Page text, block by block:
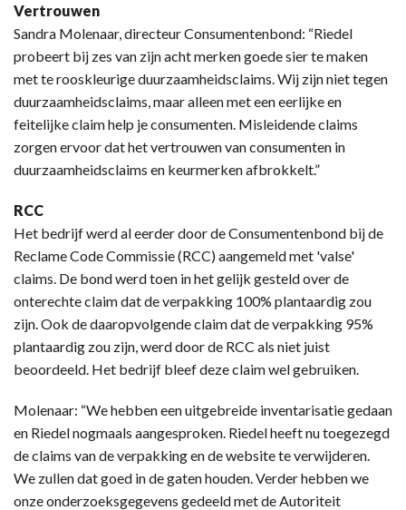
Vertrouwen
Sandra Molenaar, directeur Consumentenbond: “Riedel
probeert bij zes van zijn acht merken goede sier te maken
met te rooskleurige duurzaamheidsclaims. Wij zijn niet tegen
duurzaamheidsclaims, maar alleen met een eerlijke en
feitelijke claim help je consumenten. Misleidende claims
zorgen ervoor dat het vertrouwen van consumenten in
duurzaamheidsclaims en keurmerken afbrokkelt.”
RCC
Het bedrijf werd al eerder door de Consumentenbond bij de
Reclame Code Commissie (RCC) aangemeld met 'valse'
claims. De bond werd toen in het gelijk gesteld over de
onterechte claim dat de verpakking 100% plantaardig zou
zijn. Ook de daaropvolgende claim dat de verpakking 95%
plantaardig zou zijn, werd door de RCC als niet juist
beoordeeld. Het bedrijf bleef deze claim wel gebruiken.
Molenaar: “We hebben een uitgebreide inventarisatie gedaan
en Riedel nogmaals aangesproken. Riedel heeft nu toegezegd
de claims van de verpakking en de website te verwijderen.
We zullen dat goed in de gaten houden. Verder hebben we
onze onderzoeksgegevens gedeeld met de Autoriteit